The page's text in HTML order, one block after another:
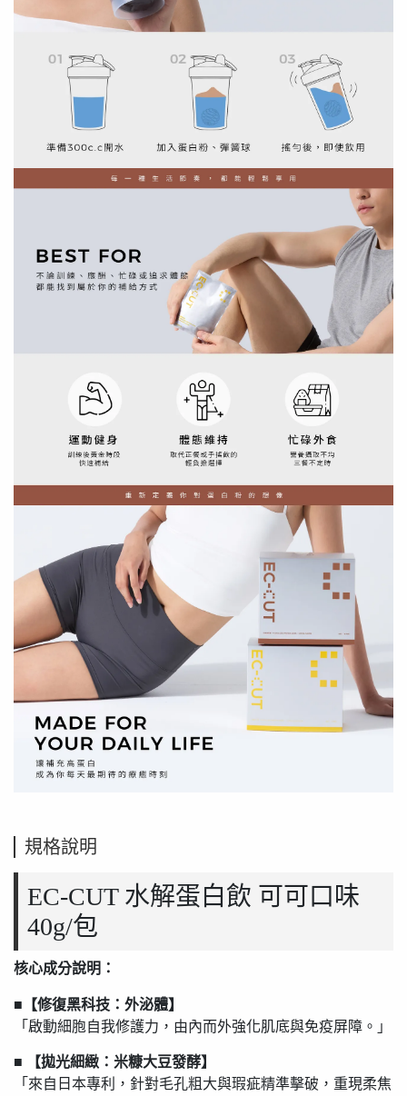
規格說明
EC-CUT 水解蛋白飲 可可口味
40g/包
核心成分說明：
■【修復黑科技：外泌體】
「啟動細胞自我修護力，由內而外強化肌底與免疫屏障。」
■ 【拋光細緻：米糠大豆發酵】
「來自日本專利，針對毛孔粗大與瑕疵精準擊破，重現柔焦